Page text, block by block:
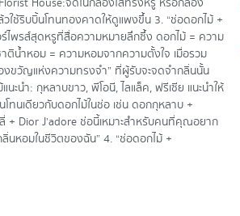
วใช้ริบบิ้นโทนทองคาดให้ดูแพงขึ้น 3. “ช่อดอกไม้ +
ไพรส์สุดหรูที่สื่อความหมายลึกซึ้ง ดอกไม้ = ความ
ติน้ำหอม = ความหอมจากความตั้งใจ เมื่อรวม
ขวัญแห่งความทรงจำ” ที่ผู้รับจะจดจำกลิ่นนั้น
นะนำ: กุหลาบขาว, พีโอนี, ไลแล็ค, ฟรีเซีย แนะนำให้
โทนเดียวกับดอกไม้ในช่อ เช่น ดอกกุหลาบ +
+ Dior J’adore ช่อนี้เหมาะสำหรับคนที่คุณอยาก
นหอมในชีวิตของฉัน” 4. “ช่อดอกไม้ +